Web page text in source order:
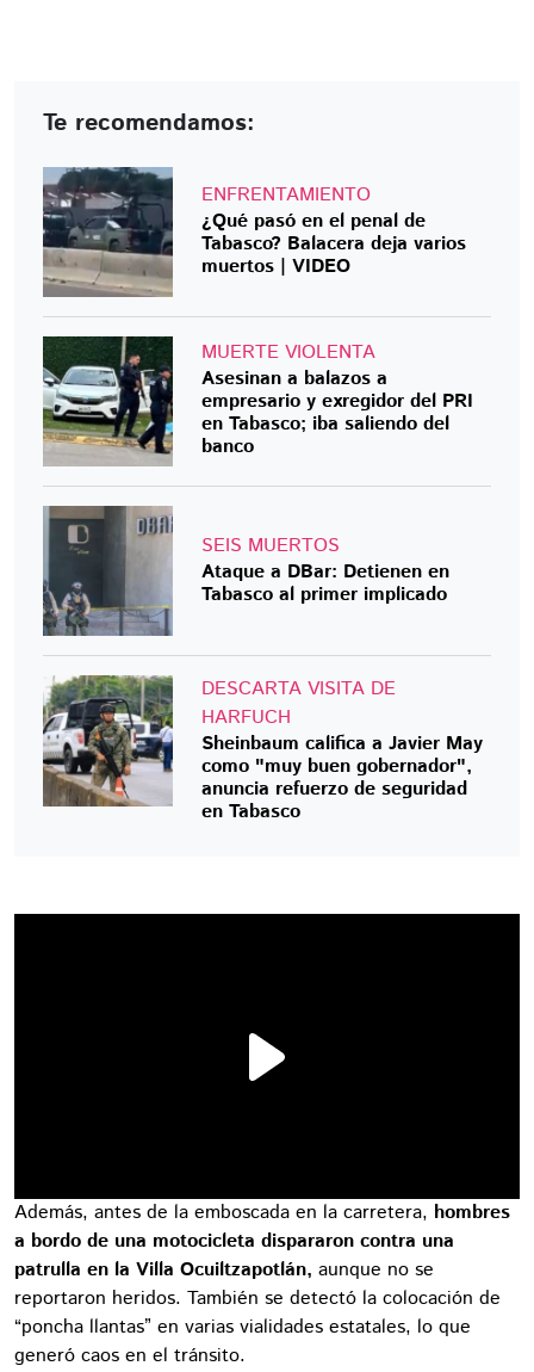
Te recomendamos:
ENFRENTAMIENTO
¿Qué pasó en el penal de
Tabasco? Balacera deja varios
muertos | VIDEO
MUERTE VIOLENTA
Asesinan a balazos a
empresario y exregidor del PRI
en Tabasco; iba saliendo del
banco
SEIS MUERTOS
Ataque a DBar: Detienen en
Tabasco al primer implicado
DESCARTA VISITA DE
HARFUCH
Sheinbaum califica a Javier May
como "muy buen gobernador",
anuncia refuerzo de seguridad
en Tabasco
Además, antes de la emboscada en la carretera, hombres
a bordo de una motocicleta dispararon contra una
patrulla en la Villa Ocuiltzapotlán, aunque no se
reportaron heridos. También se detectó la colocación de
“poncha llantas” en varias vialidades estatales, lo que
generó caos en el tránsito.